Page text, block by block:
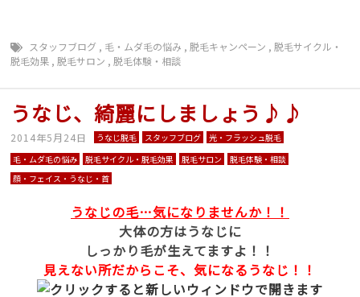
スタッフブログ , 毛・ムダ毛の悩み ,脱毛キャンペーン ,脱毛サイクル・
脱毛効果 ,脱毛サロン ,脱毛体験・相談
うなじ、綺麗にしましょう♪♪
2014年5月24日 うなじ脱毛 スタッフブログ
光・フラッシュ脱毛
毛・ムダ毛の悩み
脱毛サイクル・脱毛効果 脱毛サロン
脱毛体験・相談
顔・フェイス・うなじ・首
うなじの毛…気になりませんか！！
大体の方はうなじに
しっかり毛が生えてますよ！！
見えない所だからこそ、気になるうなじ！！